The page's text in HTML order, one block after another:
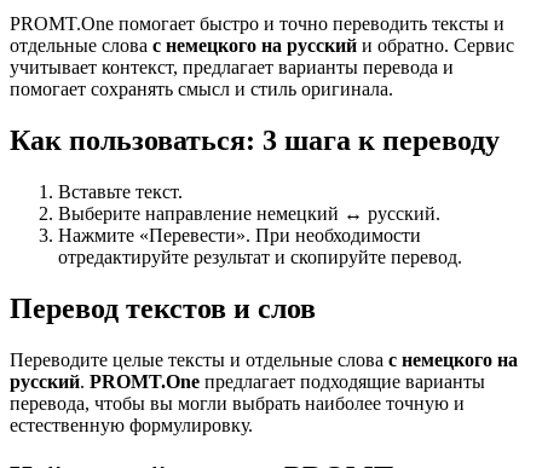
PROMT.One помогает быстро и точно переводить тексты и
отдельные слова с немецкого на русский и обратно. Сервис
учитывает контекст, предлагает варианты перевода и
помогает сохранять смысл и стиль оригинала.
Как пользоваться: 3 шага к переводу
Вставьте текст.
Выберите направление немецкий ↔ русский.
Нажмите «Перевести». При необходимости
отредактируйте результат и скопируйте перевод.
Перевод текстов и слов
Переводите целые тексты и отдельные слова с немецкого на
русский. PROMT.One предлагает подходящие варианты
перевода, чтобы вы могли выбрать наиболее точную и
естественную формулировку.